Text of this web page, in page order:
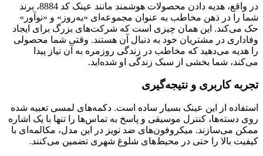
در واقع، هدیه دادن محصولات هوشمند مانند عینک کد 8884، برند
شما را در ذهن مخاطب به عنوان مجموعه‌ای «به‌روز» و «نوآور»
حک می‌کند. این همان چیزی است که شرکت‌های بزرگ برای ایجاد
وفاداری در مشتریان خود به دنبال آن هستند. وقتی شما محصولی
را هدیه می‌دهید که مخاطب در زندگی روزمره به آن نیاز پیدا
می‌کند، شما بخشی از سبک زندگی او شده‌اید.
تجربه کاربری و نتیجه‌گیری
استفاده از این عینک بسیار ساده است. دکمه‌های لمسی تعبیه شده
روی دسته‌ها، کنترل موسیقی و پاسخ به تماس‌ها را تنها با یک اشاره
ممکن می‌سازند. میکروفون‌های ضد نویز در این مدل، مکالمه‌ای با
کیفیت بالا را حتی در محیط‌های شلوغ شهری تضمین می‌کنند.